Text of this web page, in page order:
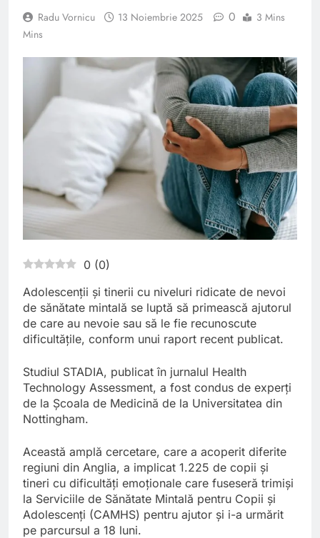
Radu Vornicu 13 Noiembrie 2025 0
3 Mins
Mins
0 (0)
Adolescenții și tinerii cu niveluri ridicate de nevoi
de sănătate mintală se luptă să primească ajutorul
de care au nevoie sau să le fie recunoscute
dificultățile, conform unui raport recent publicat.
Studiul STADIA, publicat în jurnalul Health
Technology Assessment, a fost condus de experți
de la Școala de Medicină de la Universitatea din
Nottingham.
Această amplă cercetare, care a acoperit diferite
regiuni din Anglia, a implicat 1.225 de copii și
tineri cu dificultăți emoționale care fuseseră trimiși
la Serviciile de Sănătate Mintală pentru Copii și
Adolescenți (CAMHS) pentru ajutor și i-a urmărit
pe parcursul a 18 luni.